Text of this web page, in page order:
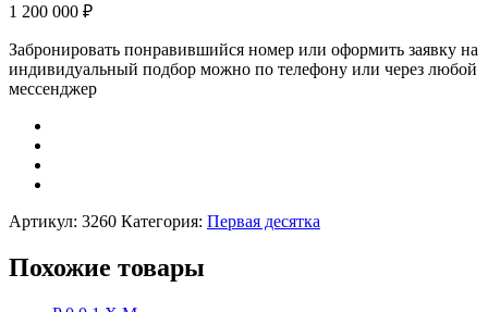
1 200 000 ₽
Забронировать понравившийся номер или оформить заявку на
индивидуальный подбор можно по телефону или через любой
мессенджер
Артикул: 3260 Категория: Первая десятка
Похожие товары